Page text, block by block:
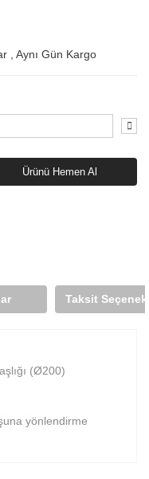
,Aynı Gün Kargo
Ürünü Hemen Al
Taksit
(Ø200)
yönlendirme